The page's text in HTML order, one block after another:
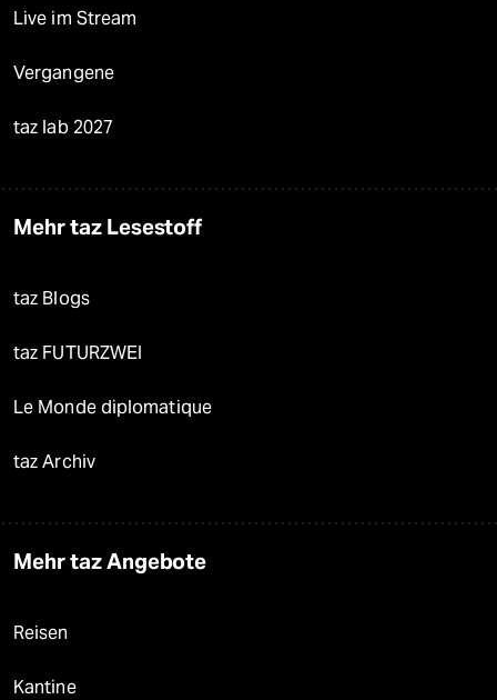
Live im Stream
Vergangene
taz lab 2027
Mehr taz Lesestoff
taz Blogs
taz FUTURZWEI
Le Monde diplomatique
taz Archiv
Mehr taz Angebote
Reisen
Kantine